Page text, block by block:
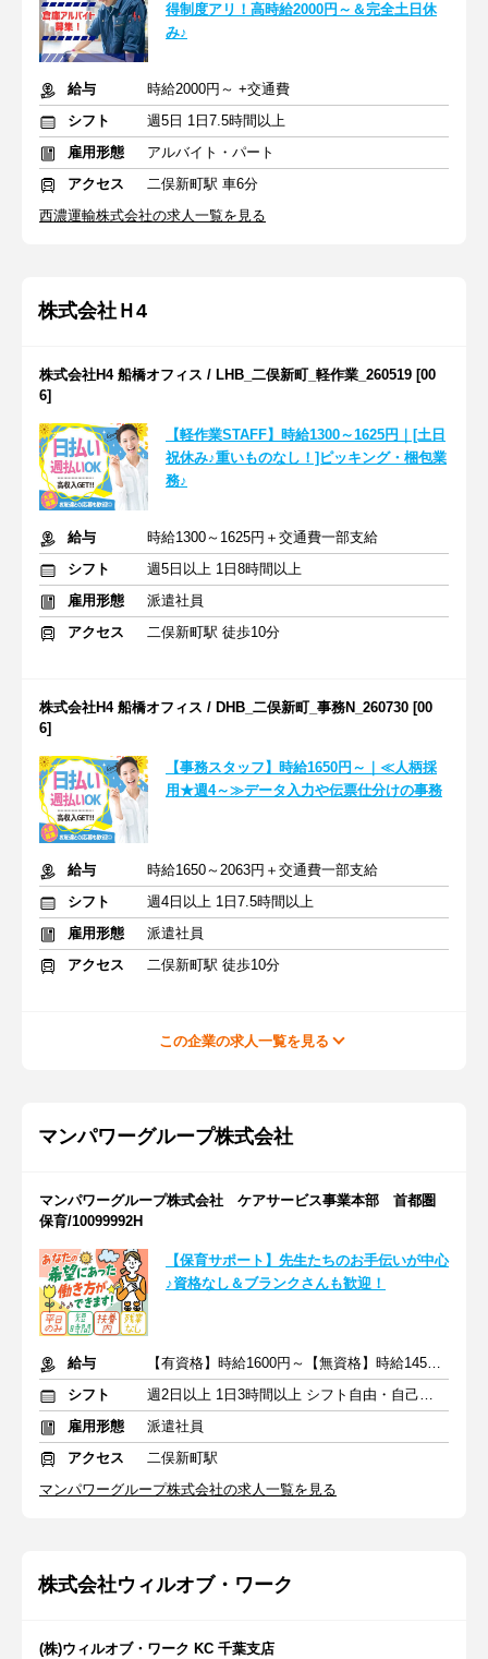
得制度アリ！高時給2000円～＆完全土日休
み♪
給与
時給2000円～ +交通費
シフト
週5日 1日7.5時間以上
雇用形態
アルバイト・パート
アクセス
二俣新町駅 車6分
西濃運輸株式会社の求人一覧を見る
株式会社Ｈ4
株式会社H4 船橋オフィス / LHB_二俣新町_軽作業_260519 [00
6]
【軽作業STAFF】時給1300～1625円｜[土日
祝休み♪重いものなし！]ピッキング・梱包業
務♪
給与
時給1300～1625円＋交通費一部支給
シフト
週5日以上 1日8時間以上
雇用形態
派遣社員
アクセス
二俣新町駅 徒歩10分
株式会社H4 船橋オフィス / DHB_二俣新町_事務N_260730 [00
6]
【事務スタッフ】時給1650円～｜≪人柄採
用★週4～≫データ入力や伝票仕分けの事務
給与
時給1650～2063円＋交通費一部支給
シフト
週4日以上 1日7.5時間以上
雇用形態
派遣社員
アクセス
二俣新町駅 徒歩10分
この企業の求人一覧を見る
マンパワーグループ株式会社
マンパワーグループ株式会社 ケアサービス事業本部 首都圏
保育/10099992H
【保育サポート】先生たちのお手伝いが中心
♪資格なし＆ブランクさんも歓迎！
給与
【有資格】時給1600円～【無資格】時給1450円～
シフト
週2日以上 1日3時間以上 シフト自由・自己申告
雇用形態
派遣社員
アクセス
二俣新町駅
マンパワーグループ株式会社の求人一覧を見る
株式会社ウィルオブ・ワーク
(株)ウィルオブ・ワーク KC 千葉支店